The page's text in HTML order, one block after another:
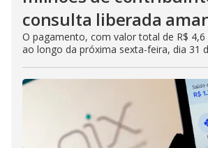
consulta liberada
O pagamento, com valor total de R$
ao longo da próxima sexta-feira, dia 31